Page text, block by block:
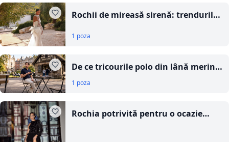
Rochii de mireasă sirenă: trendurile
acest sezon
1 poza
De ce tricourile polo din lână merino
nu miros, nici după mai multe
1 poza
Rochia potrivită pentru o ocazie